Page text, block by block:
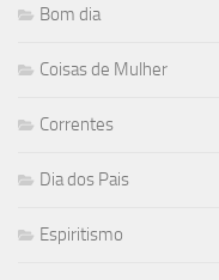
Bom dia
Coisas de Mulher
Correntes
Dia dos Pais
Espiritismo